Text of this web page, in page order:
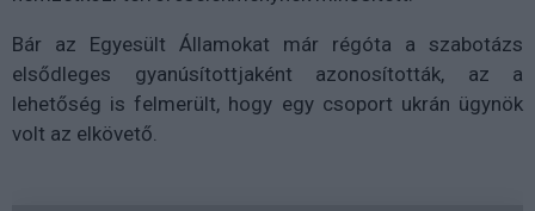
Bár az Egyesült Államokat már régóta a szabotázs
elsődleges gyanúsítottjaként azonosították, az a
lehetőség is felmerült, hogy egy csoport ukrán ügynök
volt az elkövető.